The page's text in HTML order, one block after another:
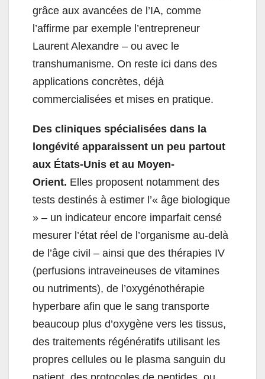
grâce aux avancées de l’IA, comme
l’affirme par exemple l’entrepreneur
Laurent Alexandre – ou avec le
transhumanisme. On reste ici dans des
applications concrètes, déjà
commercialisées et mises en pratique.
Des cliniques spécialisées dans la
longévité apparaissent un peu partout
aux États-Unis et au Moyen-
Orient. Elles proposent notamment des
tests destinés à estimer l’« âge biologique
» – un indicateur encore imparfait censé
mesurer l’état réel de l’organisme au-delà
de l’âge civil – ainsi que des thérapies IV
(perfusions intraveineuses de vitamines
ou nutriments), de l’oxygénothérapie
hyperbare afin que le sang transporte
beaucoup plus d’oxygène vers les tissus,
des traitements régénératifs utilisant les
propres cellules ou le plasma sanguin du